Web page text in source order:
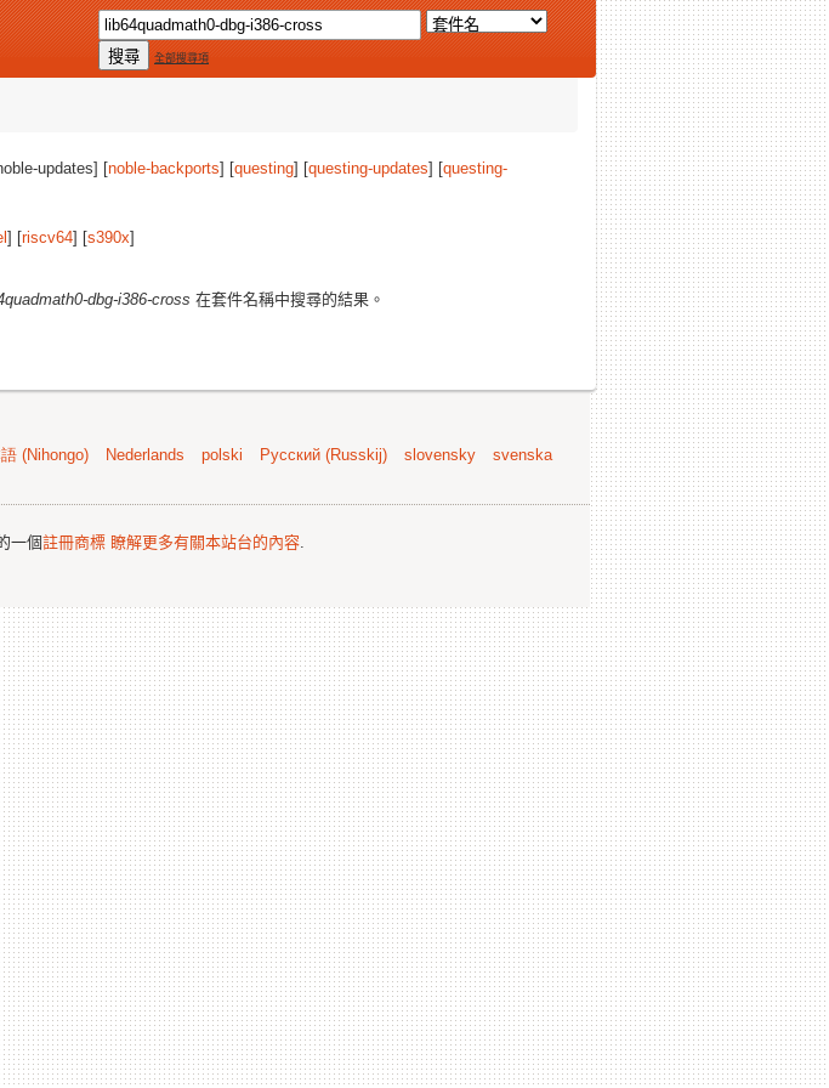
全部搜尋項
updates] [noble-backports] [questing] [questing-updates] [questing-
] [riscv64] [s390x]
dbg-i386-cross 在套件名稱中搜尋的結果。
語 (Nihongo) Nederlands polski Русский (Russkij) slovensky
svenska
一個註冊商標 瞭解更多有關本站台的內容.